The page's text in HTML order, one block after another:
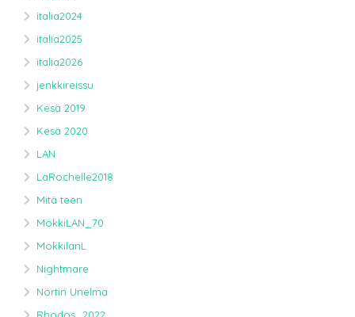
italia2024
italia2025
italia2026
jenkkireissu
Kesä 2019
Kesä 2020
LAN
LaRochelle2018
Mitä teen
MökkiLAN_70
MokkilanL
Nightmare
Nörtin Unelma